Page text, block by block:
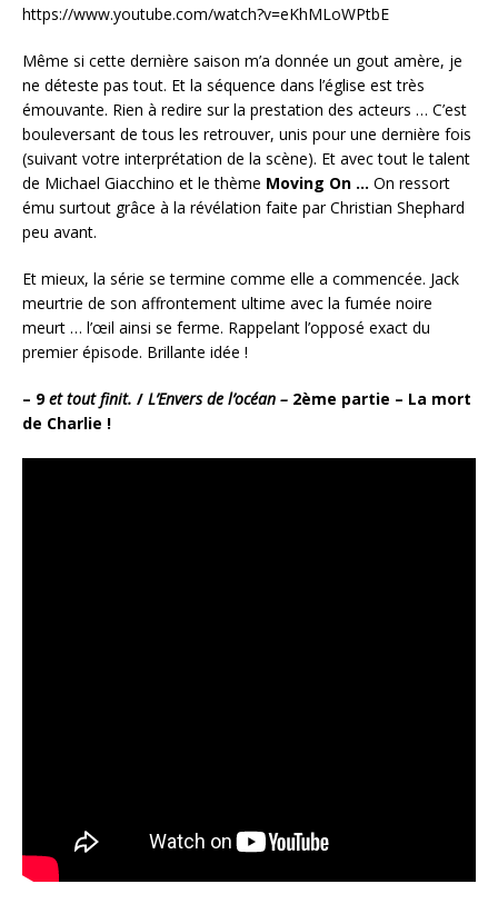
https://www.youtube.com/watch?v=eKhMLoWPtbE
Même si cette dernière saison m’a donnée un gout amère, je
ne déteste pas tout. Et la séquence dans l’église est très
émouvante. Rien à redire sur la prestation des acteurs … C’est
bouleversant de tous les retrouver, unis pour une dernière fois
(suivant votre interprétation de la scène). Et avec tout le talent
de Michael Giacchino et le thème Moving On … On ressort
ému surtout grâce à la révélation faite par Christian Shephard
peu avant.
Et mieux, la série se termine comme elle a commencée. Jack
meurtrie de son affrontement ultime avec la fumée noire
meurt … l’œil ainsi se ferme. Rappelant l’opposé exact du
premier épisode. Brillante idée !
– 9et tout finit. / L’Envers de l’océan – 2ème partie – La mort
de Charlie !